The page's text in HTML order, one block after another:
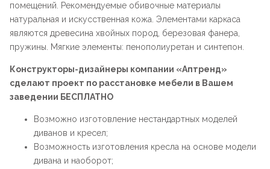
помещений. Рекомендуемые обивочные материалы
натуральная и искусственная кожа. Элементами каркаса
являются древесина хвойных пород, березовая фанера,
пружины. Мягкие элементы: пенополиуретан и синтепон.
Конструкторы-дизайнеры компании «Аптренд»
сделают проект по расстановке мебели в Вашем
заведении БЕСПЛАТНО
Возможно изготовление нестандартных моделей
диванов и кресел;
Возможность изготовления кресла на основе модели
дивана и наоборот;